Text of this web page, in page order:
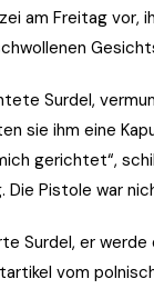
am Freitag vor,
Surdel,
sie ihm eine
gerichtet“,
Pistole war
Surdel, er werde
vom